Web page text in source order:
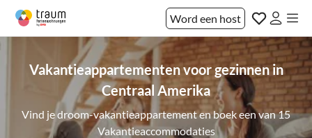
Word een host
Vakantieappartementen voor gezinnen in
Centraal Amerika
Vind je droom-vakantieappartement en boek een van 15
Vakantieaccommodaties